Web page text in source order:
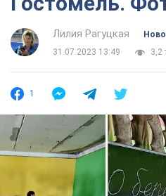
Лилия Рагуцкая
31.07.2023 13:49
3,2
1